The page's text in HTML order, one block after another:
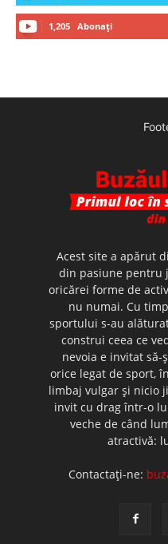
1,205 Abonați
Acest site a apărut
din pasiune pentru
oricărei forme de
nu numai. Cu
sportului s-au
construi ceea ce
nevoia e invitat să-
orice legat de sport,
limbaj vulgar şi nicio
invit cu drag într-o
veche de când
atractivă:
Contactați-ne: